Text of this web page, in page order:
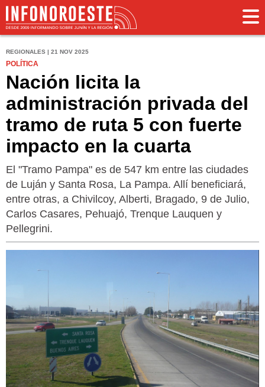
REGIONALES | 21 NOV 2025
POLÍTICA
Nación licita la
administración privada del
tramo de ruta 5 con fuerte
impacto en la cuarta
El "Tramo Pampa" es de 547 km entre las ciudades
de Luján y Santa Rosa, La Pampa. Allí beneficiará,
entre otras, a Chivilcoy, Alberti, Bragado, 9 de Julio,
Carlos Casares, Pehuajó, Trenque Lauquen y
Pellegrini.